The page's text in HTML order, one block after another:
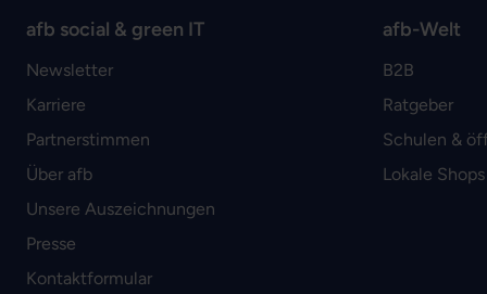
afb social & green IT
Newsletter
Karriere
Partnerstimmen
Über afb
Unsere Auszeichnungen
Presse
Kontaktformular
afb-Welt
B2B
Ratgeber
Schulen &
Lokale Shops